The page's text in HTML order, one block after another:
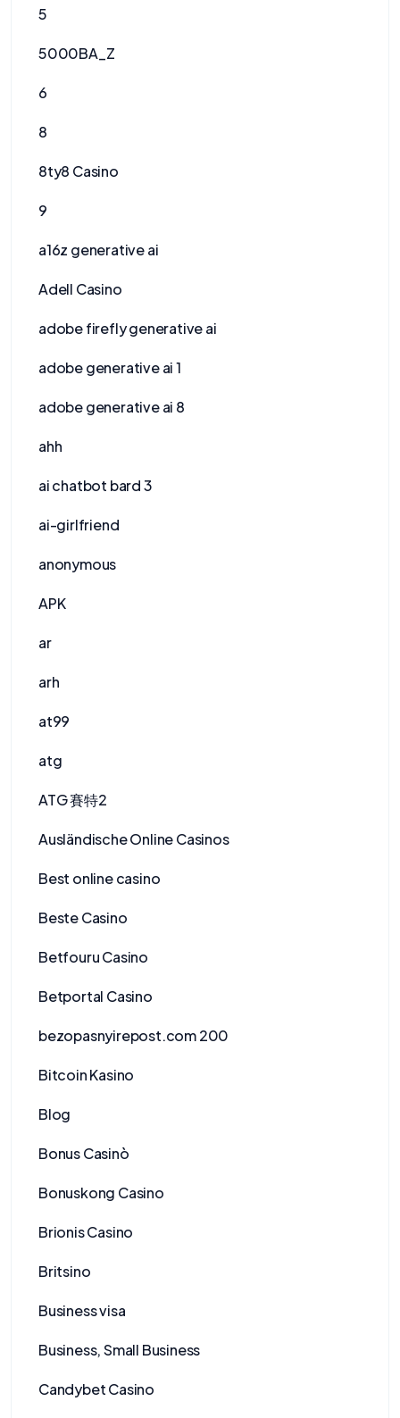
5
5000BA_Z
6
8
8ty8 Casino
9
a16z generative ai
Adell Casino
adobe firefly generative ai
adobe generative ai 1
adobe generative ai 8
ahh
ai chatbot bard 3
ai-girlfriend
anonymous
APK
ar
arh
at99
atg
ATG 賽特2
Ausländische Online Casinos
Best online casino
Beste Casino
Betfouru Casino
Betportal Casino
bezopasnyirepost.com 200
Bitcoin Kasino
Blog
Bonus Casinò
Bonuskong Casino
Brionis Casino
Britsino
Business visa
Business, Small Business
Candybet Casino